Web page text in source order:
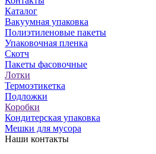
Каталог
Вакуумная упаковка
Полиэтиленовые пакеты
Упаковочная пленка
Скотч
Пакеты фасовочные
Лотки
Термоэтикетка
Подложки
Коробки
Кондитерская упаковка
Мешки для мусора
Наши контакты